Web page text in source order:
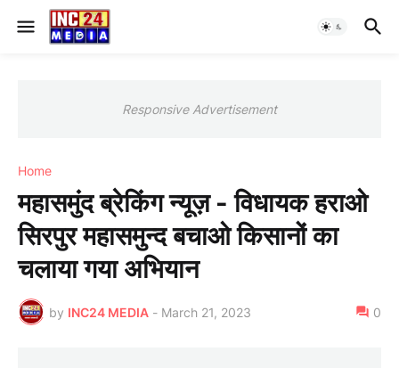
Responsive Advertisement
Home
महासमुंद ब्रेकिंग न्यूज़ - विधायक हराओ
सिरपुर महासमुन्द बचाओ किसानों का
चलाया गया अभियान
by INC24 MEDIA - March 21, 2023 0